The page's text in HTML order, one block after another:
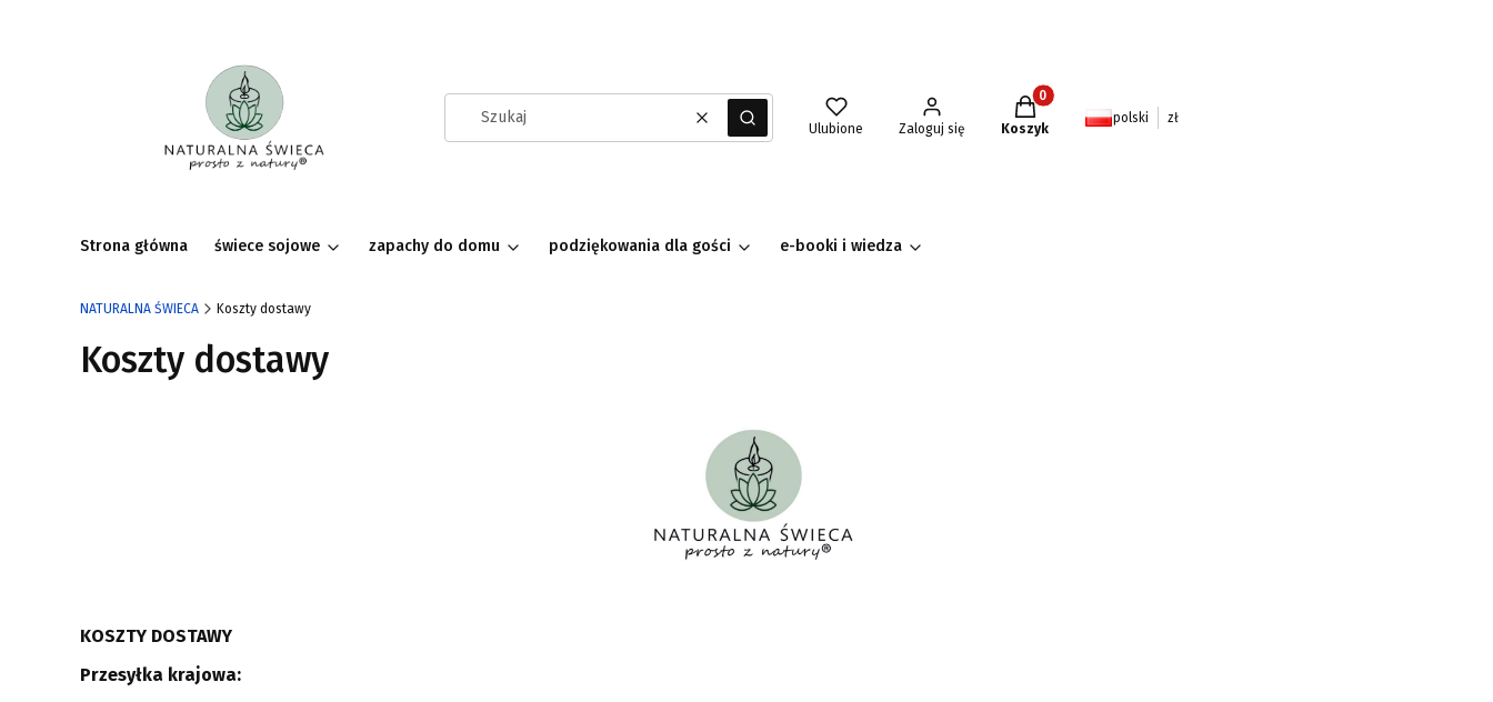
WyczyśćSzukaj Ulubione Zaloguj się
Produkty w koszyku: 0. Zobacz szczegóły
Koszyk
polski zł
Strona główna świece sojowe zapachy do domu podziękowania dla gości e-booki i wiedza
NATURALNA ŚWIECA Koszty dostawy
Koszty dostawy
KOSZTY DOSTAWY
Przesyłka krajowa: